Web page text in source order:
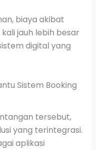
biaya akibat
jauh lebih besar
digital yang
Sistem Booking
tersebut,
yang terintegrasi.
aplikasi